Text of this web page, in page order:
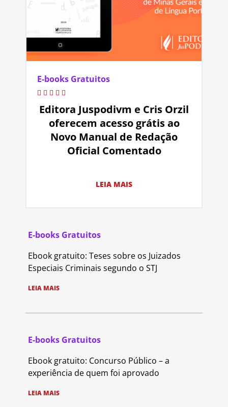
E-books Gratuitos
Editora Juspodivm e Cris Orzil
oferecem acesso grátis ao
Novo Manual de Redação
Oficial Comentado
LEIA MAIS
E-books Gratuitos
Ebook gratuito: Teses sobre os Juizados
Especiais Criminais segundo o STJ
LEIA MAIS
E-books Gratuitos
Ebook gratuito: Concurso Público – a
experiência de quem foi aprovado
LEIA MAIS